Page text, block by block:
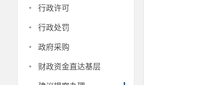
· 行政许可
· 行政处罚
· 政府采购
· 财政资金直达基层